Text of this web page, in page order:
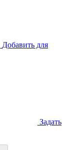
Добавить для
Задать